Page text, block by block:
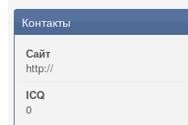
Контакты
Сайт
http://
ICQ
0